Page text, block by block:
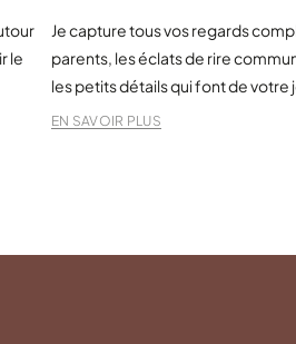
le
Je capture tous vos regards
parents, les éclats de rire
les petits détails qui font de votre
EN SAVOIR PLUS